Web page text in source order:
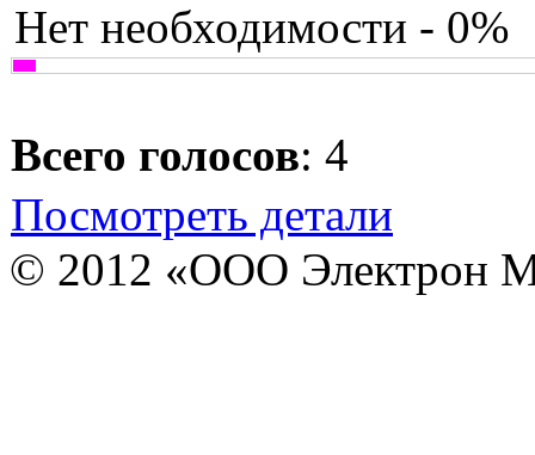
Нет необходимости - 0%
Всего голосов: 4
Посмотреть детали
© 2012 «ООО Электрон